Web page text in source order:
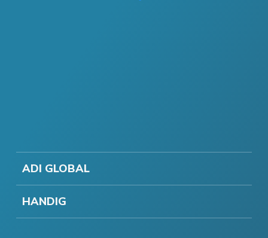
ADI GLOBAL
HANDIG